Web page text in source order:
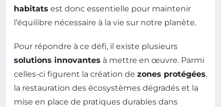
habitats est donc essentielle pour maintenir
l’équilibre nécessaire à la vie sur notre planète.
Pour répondre à ce défi, il existe plusieurs
solutions innovantes à mettre en œuvre. Parmi
celles-ci figurent la création de zones protégées,
la restauration des écosystèmes dégradés et la
mise en place de pratiques durables dans